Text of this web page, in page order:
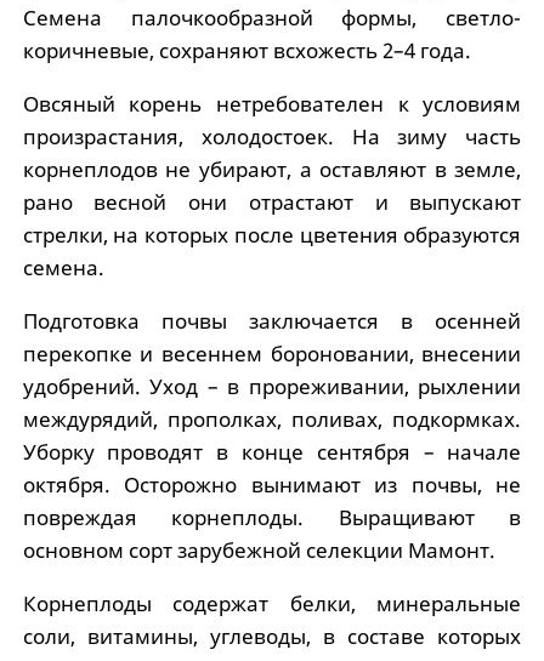
Семена палочкообразной формы, светло-
коричневые, сохраняют всхожесть 2–4 года.
Овсяный корень нетребователен к условиям
произрастания, холодостоек. На зиму часть
корнеплодов не убирают, а оставляют в земле,
рано весной они отрастают и выпускают
стрелки, на которых после цветения образуются
семена.
Подготовка почвы заключается в осенней
перекопке и весеннем бороновании, внесении
удобрений. Уход – в прореживании, рыхлении
междурядий, прополках, поливах, подкормках.
Уборку проводят в конце сентября – начале
октября. Осторожно вынимают из почвы, не
повреждая корнеплоды. Выращивают в
основном сорт зарубежной селекции Мамонт.
Корнеплоды содержат белки, минеральные
соли, витамины, углеводы, в составе которых